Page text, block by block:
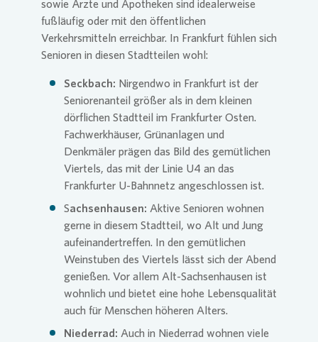
sowie Ärzte und Apotheken sind idealerweise
fußläufig oder mit den öffentlichen
Verkehrsmitteln erreichbar. In Frankfurt fühlen sich
Senioren in diesen Stadtteilen wohl:
Seckbach: Nirgendwo in Frankfurt ist der
Seniorenanteil größer als in dem kleinen
dörflichen Stadtteil im Frankfurter Osten.
Fachwerkhäuser, Grünanlagen und
Denkmäler prägen das Bild des gemütlichen
Viertels, das mit der Linie U4 an das
Frankfurter U-Bahnnetz angeschlossen ist.
Sachsenhausen: Aktive Senioren wohnen
gerne in diesem Stadtteil, wo Alt und Jung
aufeinandertreffen. In den gemütlichen
Weinstuben des Viertels lässt sich der Abend
genießen. Vor allem Alt-Sachsenhausen ist
wohnlich und bietet eine hohe Lebensqualität
auch für Menschen höheren Alters.
Niederrad: Auch in Niederrad wohnen viele